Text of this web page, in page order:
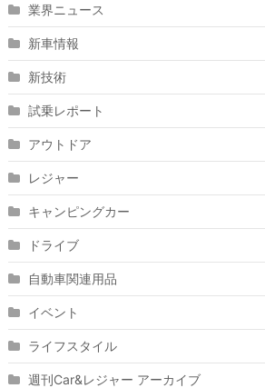
業界ニュース
新車情報
新技術
試乗レポート
アウトドア
レジャー
キャンピングカー
ドライブ
自動車関連用品
イベント
ライフスタイル
週刊Car&レジャー アーカイブ